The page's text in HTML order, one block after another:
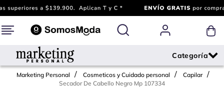
Marketing Personal Cosmeticos y Cuidado personal
Capilar
Secador De Cabello Negro Mp 107334